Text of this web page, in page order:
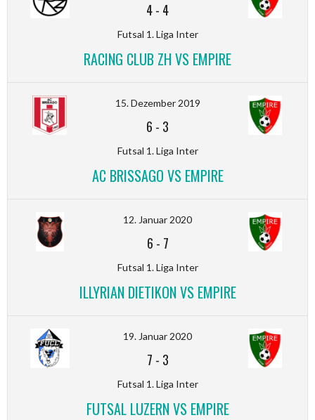
4- 4
Futsal 1. Liga Inter
RACING CLUB ZH VS EMPIRE
15. Dezember 2019
6 - 3
Futsal 1. Liga Inter
AC BRISSAGO VS EMPIRE
12. Januar 2020
6 - 7
Futsal 1. Liga Inter
ILLYRIAN DIETIKON VS EMPIRE
19. Januar 2020
7 - 3
Futsal 1. Liga Inter
FUTSAL LUZERN VS EMPIRE